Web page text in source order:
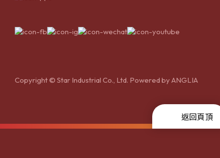
Copyright © Star Industrial Co., Ltd. Powered byANGLIA
返回頁頂